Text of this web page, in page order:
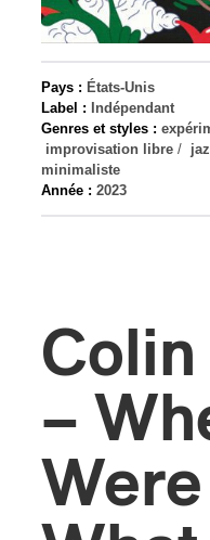
Pays : États-Unis
Label :
Indépendant
Genres et styles :
improvisation libre /
minimaliste
Année : 2023
Colin
–